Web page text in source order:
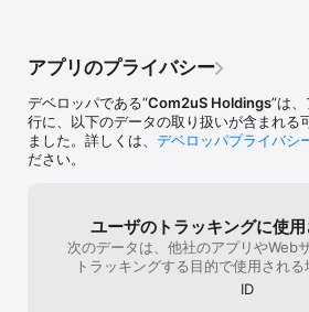
▶アクセス権限別の案内
本アプリを利用時、以下のようなサービス
ス権限をリクエストします。
[必須のアクセス権限]
･プッシュ通知：該当ゲームからのプッシ
エストする権限です。
※ 任意のアクセス権限を許可しない場合で
い…ガチャやスキンはいいけど。あと召
成に上位にするため周回するんだけど、
があってこれが中々出ないくせにスタミ
減るから召喚獣より最初はキャラや装備
タミナ割らないと後悔するから。総合育
ツいけどやってやるよ！って私みたいな
決したい人、ガチャ出なかったらモチベ
ってすぐ辞める人。このゲームは低レア
もかなり使うから。以上最後まで読んで
た人合うと思ったら星屑楽しみましょ(
アプリのプライバシー
デベロッパである“Com2uS Holdings”は
行に、以下のデータの取り扱いが含まれる
ました。詳しくは、 デベロッパプライバシ
ださい。
ユーザのトラッキングに使
次のデータは、他社のアプリやWeb
トラッキングする目的で使用される
ID